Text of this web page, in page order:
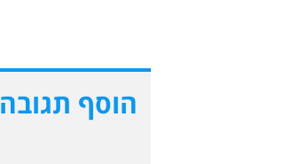
הוסף תגובה